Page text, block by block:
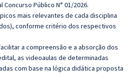
Concurso Público N° 01/2026.
mais relevantes de cada disciplina
conforme critério dos respectivos
a compreensão e a absorção dos
as videoaulas de determinadas
com base na lógica didática proposta